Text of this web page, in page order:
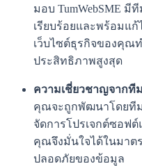
มอบ TumWebSME
เรียบร้อยและพร้อมแก้
เว็บไซต์ธุรกิจของคุณ
ประสิทธิภาพสูงสุด
ความเชี่ยวชาญจากทีม
คุณจะถูกพัฒนาโดยที
จัดการโปรเจกต์ซอฟ
คุณจึงมั่นใจได้ในมาต
ปลอดภัยของข้อมูล